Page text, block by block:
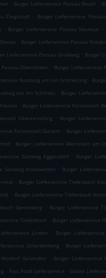
. Burger Lieferservice Passau Reuth .
Zieglstadl . Burger Lieferservice
. Burger Lieferservice Passau Neureut .
. Burger Lieferservice Passau
Lieferservice Passau Grubweg . Burger
Obersölden . Burger Lieferservice
Neuburg am Inn Schmelzing .
am Inn Schönau . Burger
. Burger Lieferservice Fürstenzell
Oberreisching . Burger
Fürstenzell Gurlarn . Burger
. Burger Lieferservice Wernstein am
Salzweg Eggersdorf . Burger
Salzweg Kronawitten . Burger
. Burger Lieferservice Tiefenbach
. Burger Lieferservice Tiefenbach
Gerlesberg . Burger Lieferservice
Tiefenbach . Burger Lieferservice
Linden . Burger Lieferservice
Schardenberg . Burger
Gaishofen . Burger Lieferservice
. Fast Food Lieferservice . Salate